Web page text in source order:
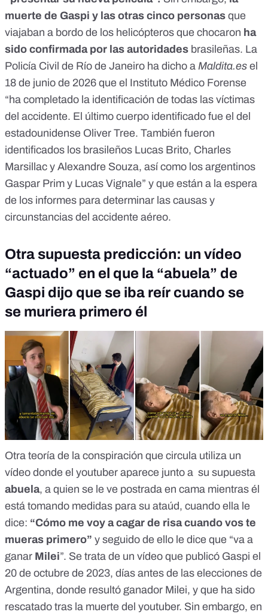
muerte de Gaspi y las otras cinco personas que
viajaban a bordo de los helicópteros que chocaron ha
sido confirmada por las autoridades brasileñas. La
Policía Civil de Río de Janeiro ha dicho a Maldita.es el
18 de junio de 2026 que el Instituto Médico Forense
“ha completado la identificación de todas las víctimas
del accidente. El último cuerpo identificado fue el del
estadounidense Oliver Tree. También fueron
identificados los brasileños Lucas Brito, Charles
Marsillac y Alexandre Souza, así como los argentinos
Gaspar Prim y Lucas Vignale” y que están a la espera
de los informes para determinar las causas y
circunstancias del accidente aéreo.
Otra supuesta predicción: un vídeo
“actuado” en el que la “abuela” de
Gaspi dijo que se iba reír cuando se
se muriera primero él
Otra teoría de la conspiración que circula utiliza un
vídeo donde el youtuber aparece junto a su supuesta
abuela, a quien se le ve postrada en cama mientras él
está tomando medidas para su ataúd, cuando ella le
dice: “Cómo me voy a cagar de risa cuando vos te
mueras primero” y seguido de ello le dice que “va a
ganar Milei”. Se trata de un vídeo que publicó Gaspi el
20 de octubre de 2023, días antes de las elecciones de
Argentina, donde resultó ganador Milei, y que ha sido
rescatado tras la muerte del youtuber. Sin embargo, en